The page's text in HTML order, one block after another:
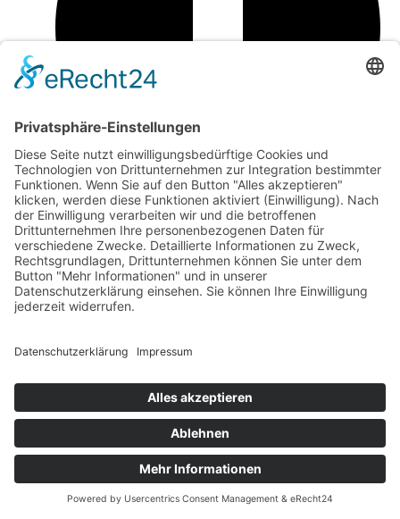
Bestellungen bis 12 Uhr werden am selben Tag verschickt